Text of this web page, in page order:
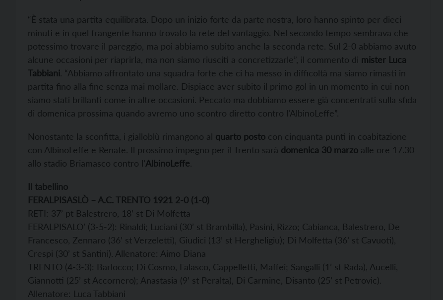
“È stata una partita equilibrata. Dopo un inizio forte da parte nostra, loro hanno spinto per dieci
minuti e in quel frangente hanno trovato la rete del vantaggio. Nel secondo tempo sembrava che
potessimo trovare il pareggio, ma poi abbiamo subito anche la seconda rete. Sul 2-0 abbiamo avuto
alcune occasioni per riaprirla, ma non siamo riusciti a concretizzarle”, il commento di mister Luca
Tabbiani. “Abbiamo affrontato una squadra forte che ci ha messo in difficoltà ma siamo rimasti in
partita fino alla fine senza mai mollare. Dispiace aver subito il primo gol in un momento in cui non
siamo stati brillanti come in altre occasioni. Peccato ma dobbiamo essere già concentrati sulla sfida
di domenica prossima quando avremo uno scontro diretto contro l’AlbinoLeffe”.
Nonostante la sconfitta, i gialloblù rimangono al quarto posto con cinquanta punti in coabitazione
con AlbinoLeffe e Renate. Il prossimo impegno per il Trento sarà domenica 30 marzo alle ore 17.30
allo stadio Briamasco contro l’AlbinoLeffe.
Il tabellino
FERALPISASLÒ – A.C. TRENTO 1921 2-0 (1-0)
RETI: 37’ pt Balestrero, 18’ st Di Molfetta
FERALPISALO’ (3-5-2): Rinaldi; Luciani (30’ st Brambilla), Pasini, Rizzo; Cabianca, Balestrero, De
Francesco, Zennaro (36’ st Verzeletti), Giudici (13’ st Hergheligiu); Di Molfetta (36’ st Cavuoti),
Crespi (30’ st Santini). Allenatore: Aimo Diana
TRENTO (4-3-3): Barlocco; Di Cosmo, Falasco, Cappelletti, Maffei; Sangalli (1’ st Rada), Aucelli,
Giannotti (25’ st Accornero); Anastasia (9’ st Peralta), Di Carmine, Disanto (25’ st Petrovic).
Allenatore: Luca Tabbiani